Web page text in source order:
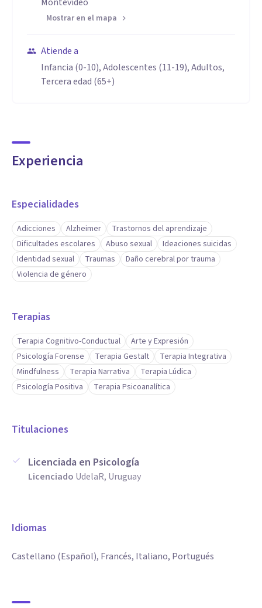
Altas Capacidades, Psicopatología, Alzheimer y Demencias,
Aptitudes
Mi trabajo se centra en la persona atendiendo sus
Mostrar en el mapa
Atiende a
Infancia (0-10), Adolescentes (11-19), Adultos,
Tercera edad (65+)
Experiencia
Especialidades
Adicciones Alzheimer
Trastornos del aprendizaje
Dificultades escolares
Abuso sexual
Ideaciones suicidas
Identidad sexual
Traumas
Daño cerebral por trauma
Violencia de género
Terapias
Terapia Cognitivo-Conductual
Arte y Expresión
Psicología Forense
Terapia Gestalt
Terapia Integrativa
Mindfulness
Terapia Narrativa
Terapia Lúdica
Psicología Positiva
Terapia Psicoanalítica
Titulaciones
Licenciada en Psicología
Licenciado UdelaR, Uruguay
Idiomas
Castellano (Español), Francés, Italiano, Portugués